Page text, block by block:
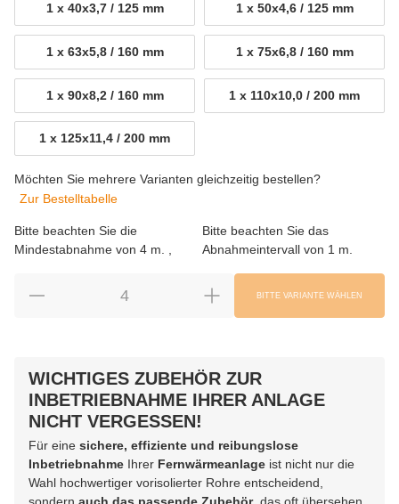
1 x 40x3,7 / 125 mm
1 x 40x3,7 / 125 mm
1 x 50x4,6 / 125 mm
1 x 50x4,6 / 125
1 x 63x5,8 / 160 mm
1 x 63x5,8 / 160 mm
1 x 75x6,8 / 160 mm
1 x 75x6,8 / 160
1 x 90x8,2 / 160 mm
1 x 90x8,2 / 160 mm
1 x 110x10,0 / 200 mm
1 x 110x10,0 /
1 x 125x11,4 / 200 mm
1 x 125x11,4 / 200 mm
Möchten Sie mehrere Varianten gleichzeitig bestellen?
Zur Bestelltabelle
Bitte beachten Sie die
Mindestabnahme von 4 m.
Bitte beachten Sie das
Abnahmeintervall von 1 m.
BITTE VARIANTE WÄHLEN
WICHTIGES ZUBEHÖR ZUR
INBETRIEBNAHME IHRER ANLAGE
NICHT VERGESSEN!
Für eine sichere, effiziente und reibungslose
Inbetriebnahme Ihrer Fernwärmeanlage ist nicht nur die
Wahl hochwertiger vorisolierter Rohre entscheidend,